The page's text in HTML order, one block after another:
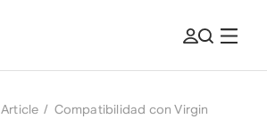
Article / Compatibilidad con Virgin